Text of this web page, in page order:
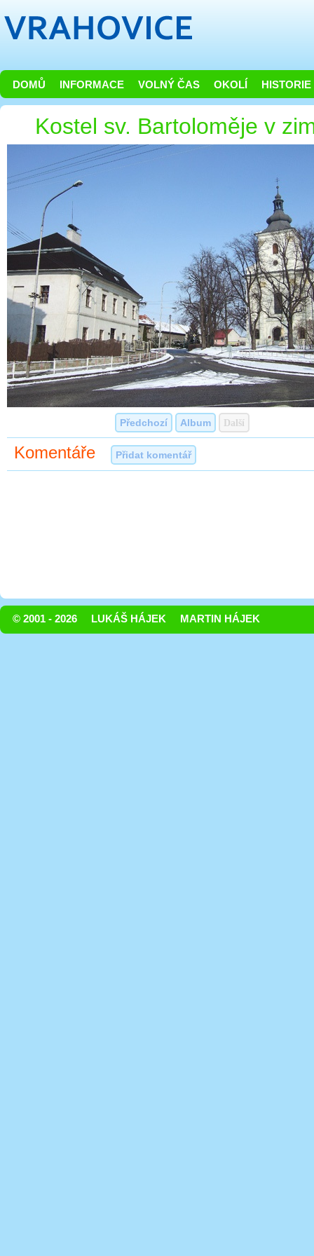
DOMŮ INFORMACE VOLNÝ ČAS OKOLÍ HISTORIE
Kostel sv. Bartoloměje v
Předchozí Album Další
Komentáře Přidat komentář
© 2001 - 2026 LUKÁŠ HÁJEK MARTIN HÁJEK